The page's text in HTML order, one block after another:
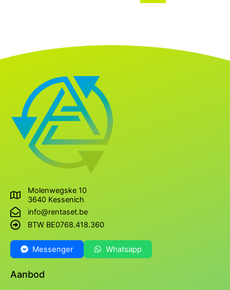
Molenwegske 10
3640 Kessenich
info@rentaset.be
BTW BE0768.418.360
Messenger Whatsapp
Aanbod